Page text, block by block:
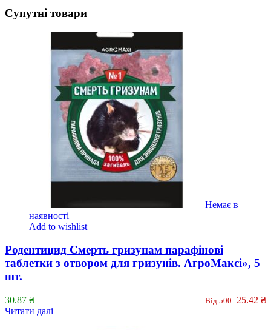
Супутні товари
Немає в
наявності
Add to wishlist
Родентицид Смерть гризунам парафінові
таблетки з отвором для гризунів. АгроМаксі», 5
шт.
30.87 ₴ Від 500: 25.42 ₴
Читати далі